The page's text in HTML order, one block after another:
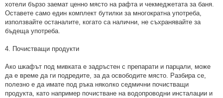
хотели бързо заемат ценно място на рафта и чекмеджетата за баня.
Оставете само един комплект бутилки за многократна употреба,
използвайте останалите, когато са налични, не съхранявайте за
бъдеща употреба.
4. Почистващи продукти
Ако шкафът под мивката е задръстен с препарати и парцали, може
да е време да ги подредите, за да освободите място. Разбира се,
полезно е да имате под ръка няколко седмични почистващи
продукта, като например почистване на водопроводни инсталации и